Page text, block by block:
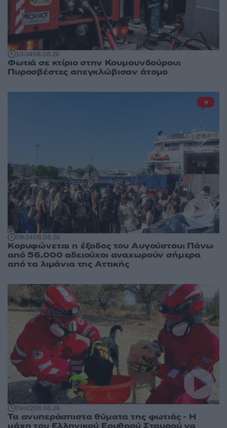
10:3408.08.26
Φωτιά σε κτίριο στην Κουμουνδούρου:
Πυροσβέστες απεγκλώβισαν άτομο
09:3408.08.26
Κορυφώνεται η έξοδος του Αυγούστου: Πάνω
από 56.000 αδειούχοι αναχωρούν σήμερα
από τα λιμάνια της Αττικής
9
09:0208.08.26
Τα ανυπεράσπιστα θύματα της φωτιάς - Η